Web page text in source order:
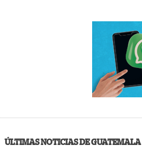
ÚLTIMAS NOTICIAS DE GUATEMALA